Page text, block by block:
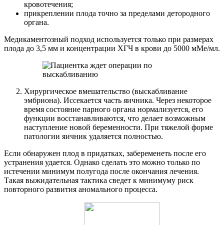
кровотечения;
прикреплении плода точно за пределами детородного
органа.
Медикаментозный подход используется только при размерах
плода до 3,5 мм и концентрации ХГЧ в крови до 5000 мМе/мл.
Хирургическое вмешательство (выскабливание
эмбриона). Иссекается часть яичника. Через некоторое
время состояние парного органа нормализуется, его
функции восстанавливаются, что делает возможным
наступление новой беременности. При тяжелой форме
патологии яичник удаляется полностью.
Если обнаружен плод в придатках, забеременеть после его
устранения удается. Однако сделать это можно только по
истечении минимум полугода после окончания лечения.
Такая выжидательная тактика сведет к минимуму риск
повторного развития аномального процесса.